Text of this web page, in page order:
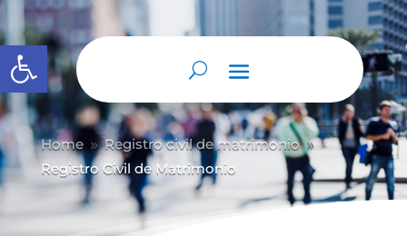
Abrir barra de herramientas
Home 9 Registro civil de matrimonio 9
Registro Civil de Matrimonio